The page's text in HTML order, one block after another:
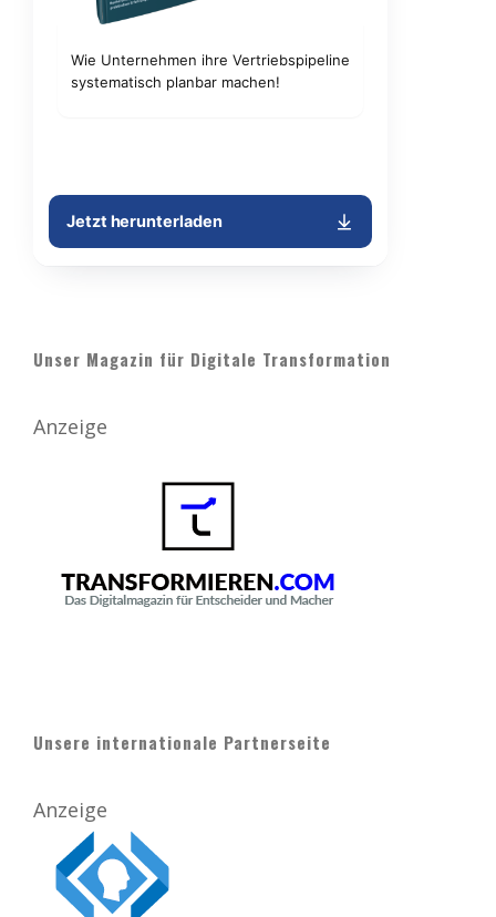
Unser Magazin für Digitale Transformation
Anzeige
Unsere internationale Partnerseite
Anzeige